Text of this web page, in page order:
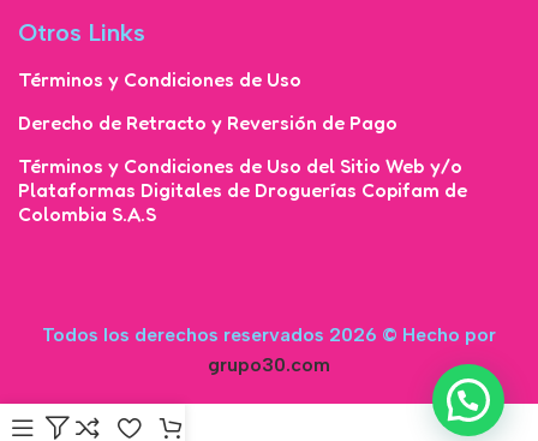
Otros Links
Términos y Condiciones de Uso
Derecho de Retracto y Reversión de Pago
Términos y Condiciones de Uso del Sitio Web y/o
Plataformas Digitales de Droguerías Copifam de
Colombia S.A.S
Todos los derechos reservados 2026 © Hecho por
grupo30.com